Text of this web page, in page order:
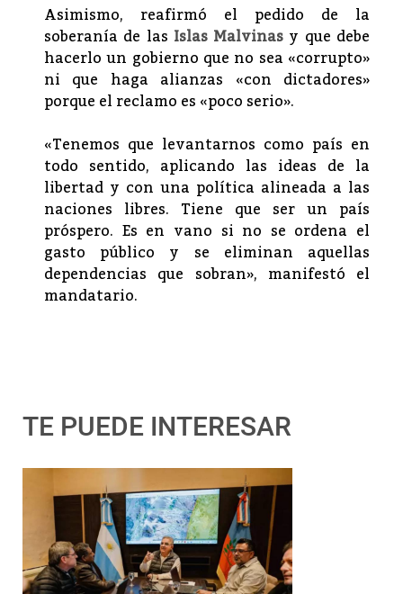
Asimismo, reafirmó el pedido de la
soberanía de las Islas Malvinas y que debe
hacerlo un gobierno que no sea «corrupto»
ni que haga alianzas «con dictadores»
porque el reclamo es «poco serio».
«Tenemos que levantarnos como país en
todo sentido, aplicando las ideas de la
libertad y con una política alineada a las
naciones libres. Tiene que ser un país
próspero. Es en vano si no se ordena el
gasto público y se eliminan aquellas
dependencias que sobran», manifestó el
mandatario.
TE PUEDE INTERESAR